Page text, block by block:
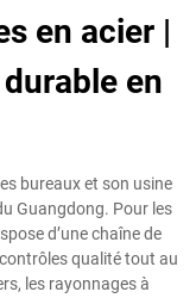
en acier |
en
bureaux et son usine
Guangdong. Pour les
d’une chaîne de
qualité tout au
les rayonnages à